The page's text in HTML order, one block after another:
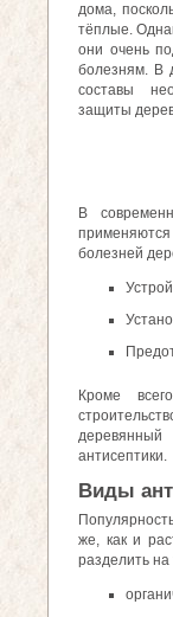
дома,
тёплые.
они очень
болезням. В
составы
защиты
В
болезней
Кроме
антисептики.
Виды
же, как и
разделить на